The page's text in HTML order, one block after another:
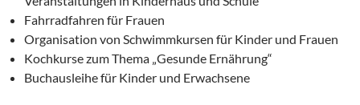
Fahrradfahren für Frauen
Organisation von Schwimmkursen für Kinder und Frauen
Kochkurse zum Thema „Gesunde Ernährung“
Buchausleihe für Kinder und Erwachsene